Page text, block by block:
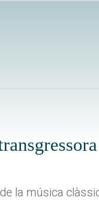
la música